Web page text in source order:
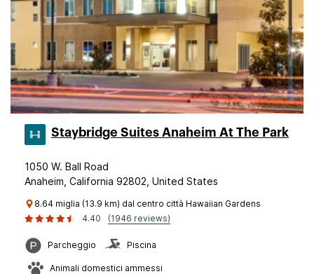
Staybridge Suites Anaheim At The Park
1050 W. Ball Road
Anaheim, California 92802, United States
8.64 miglia (13.9 km) dal centro città Hawaiian Gardens
4.40
(1946 reviews)
Parcheggio Piscina
Animali domestici ammessi